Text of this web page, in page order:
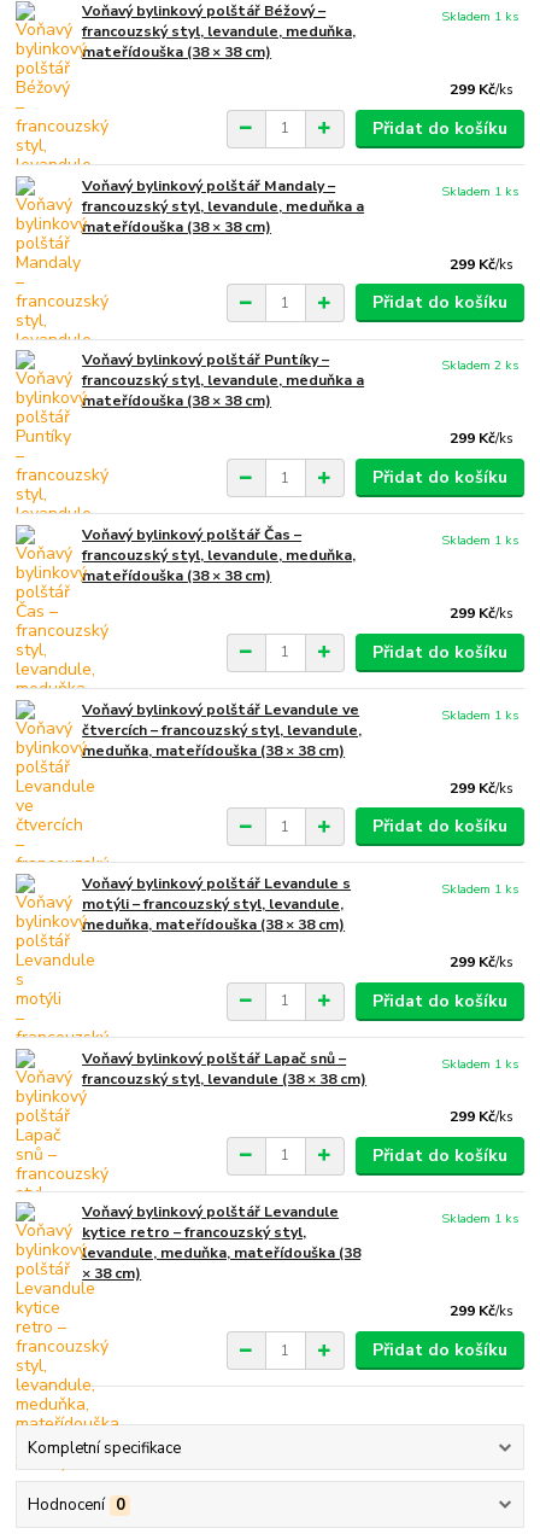
Voňavý bylinkový polštář Béžový –
francouzský styl, levandule, meduňka,
mateřídouška (38 × 38 cm)
299 Kč/ks
Skladem 1 ks
Přidat do košíku
Voňavý bylinkový polštář Mandaly –
francouzský styl, levandule, meduňka a
mateřídouška (38 × 38 cm)
299 Kč/ks
Skladem 1 ks
Přidat do košíku
Voňavý bylinkový polštář Puntíky –
francouzský styl, levandule, meduňka a
mateřídouška (38 × 38 cm)
299 Kč/ks
Skladem 2 ks
Přidat do košíku
Voňavý bylinkový polštář Čas –
francouzský styl, levandule, meduňka,
mateřídouška (38 × 38 cm)
299 Kč/ks
Skladem 1 ks
Přidat do košíku
Voňavý bylinkový polštář Levandule ve
čtvercích – francouzský styl, levandule,
meduňka, mateřídouška (38 × 38 cm)
299 Kč/ks
Skladem 1 ks
Přidat do košíku
Voňavý bylinkový polštář Levandule s
motýli – francouzský styl, levandule,
meduňka, mateřídouška (38 × 38 cm)
299 Kč/ks
Skladem 1 ks
Přidat do košíku
Voňavý bylinkový polštář Lapač snů –
francouzský styl, levandule (38 × 38 cm)
299 Kč/ks
Skladem 1 ks
Přidat do košíku
Voňavý bylinkový polštář Levandule
kytice retro – francouzský styl,
levandule, meduňka, mateřídouška (38
× 38 cm)
299 Kč/ks
Skladem 1 ks
Přidat do košíku
Kompletní specifikace
Hodnocení 0